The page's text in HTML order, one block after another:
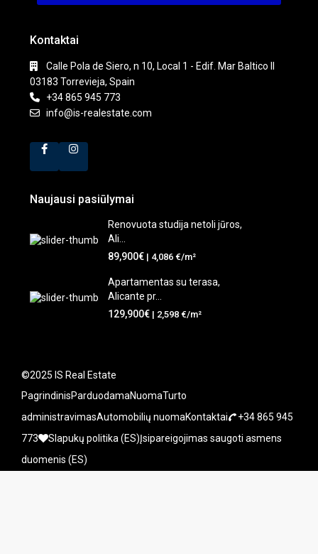
Kontaktai
Calle Pola de Siero, n 10, Local 1 - Edif. Mar Baltico II
03183 Torrevieja, Spain
+34 865 945 773
info@is-realestate.com
Naujausi pasiūlymai
Renovuota studija netoli jūros,
Ali...
89,900€ | 4,086 €/m²
Apartamentas su terasa,
Alicante pr...
129,900€ | 2,598 €/m²
©2025 IS Real Estate
PagrindinisParduodamaNuomaTurto
administravimasAutomobilių nuomaKontaktai
+34 865 945
773
Slapukų politika (ES)Įsipareigojimas saugoti asmens
duomenis (ES)